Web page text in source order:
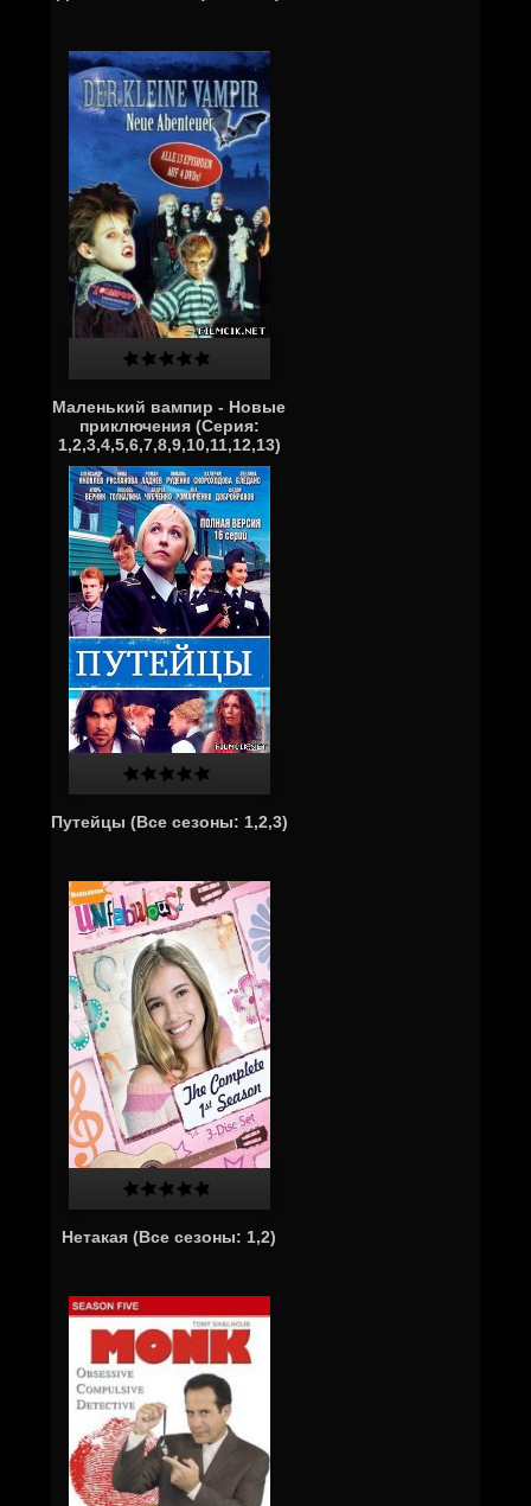
Маленький вампир - Новые
приключения (Серия:
1,2,3,4,5,6,7,8,9,10,11,12,13)
Путейцы (Все сезоны: 1,2,3)
Нетакая (Все сезоны: 1,2)